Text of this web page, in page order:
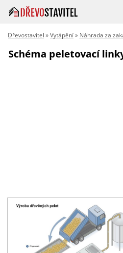
Dřevostavitel »Vytápění» Náhrada za
Schéma peletovací